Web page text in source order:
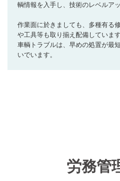
輌情報を入手し、技術のレベルア
作業面に於きましても、多種有る
や工具等も取り揃え配備しています
車輌トラブルは、早めの処置が最
いでいます。
労務管